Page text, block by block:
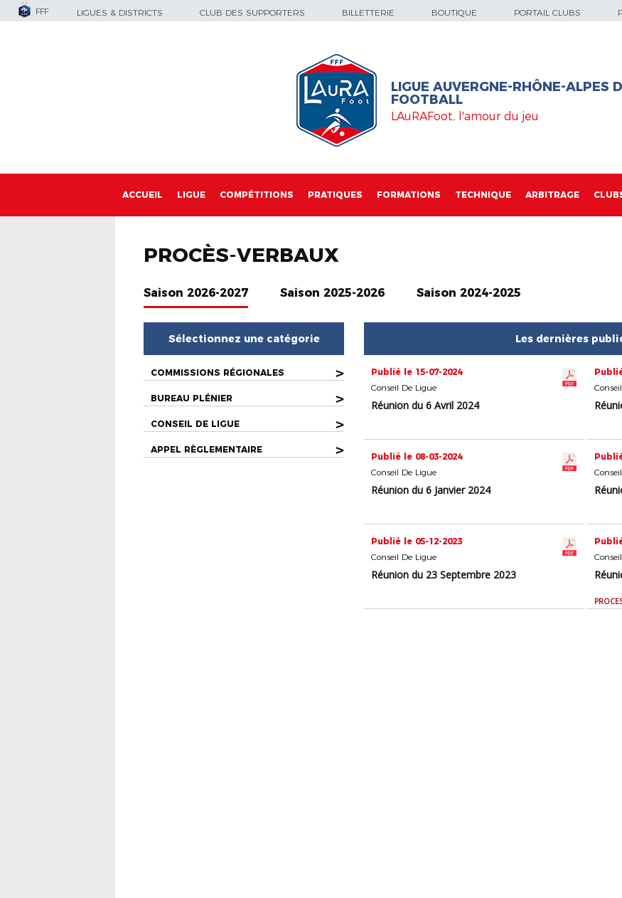
FFF LIGUES & DISTRICTS CLUB DES SUPPORTERS BILLETTERIE BOUTIQUE PORTAIL CLUBS
LIGUE AUVERGNE-RHÔNE-ALPES
FOOTBALL
LAuRAFoot, l'amour du jeu
ACCUEIL LIGUE COMPÉTITIONS PRATIQUES FORMATIONS TECHNIQUE ARBITRAGE
PROCÈS-VERBAUX
Saison 2026-2027 Saison 2025-2026 Saison 2024-2025
Sélectionnez une catégorie
COMMISSIONS RÉGIONALES >
BUREAU PLÉNIER >
CONSEIL DE LIGUE >
APPEL RÈGLEMENTAIRE >
Les dernières
Publié le 15-07-2024
Conseil De Ligue
Réunion du 6 Avril 2024
Publié le 08-03-2024
Conseil De Ligue
Réunion du 6 Janvier 2024
Publié le 05-12-2023
Conseil De Ligue
Réunion du 23 Septembre 2023